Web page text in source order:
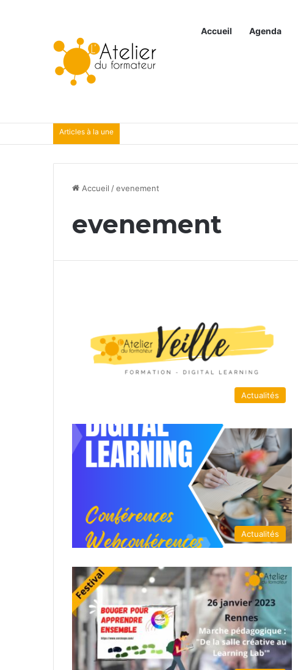
Accueil Agenda
Articles à la une
Accueil /evenement
evenement
Actualités
Actualités